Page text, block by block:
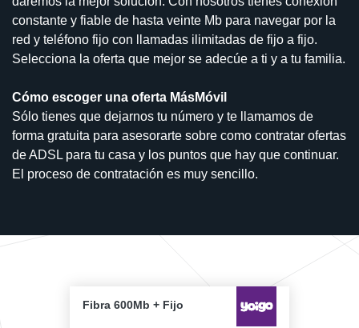
constante y fiable de hasta veinte Mb para navegar por la
red y teléfono fijo con llamadas ilimitadas de fijo a fijo.
Selecciona la oferta que mejor se adecúe a ti y a tu familia.
Cómo escoger una oferta MásMóvil
Sólo tienes que dejarnos tu número y te llamamos de
forma gratuita para asesorarte sobre como contratar ofertas
de ADSL para tu casa y los puntos que hay que continuar.
El proceso de contratación es muy sencillo.
Fibra 600Mb + Fijo